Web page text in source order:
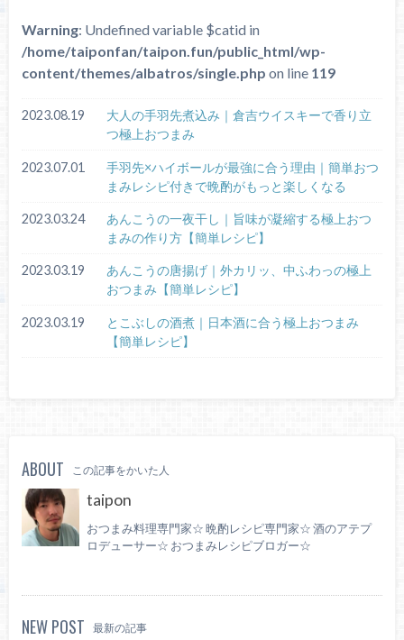
Warning: Undefined variable $catid in
/home/taiponfan/taipon.fun/public_html/wp-
content/themes/albatros/single.php on line 119
2023.08.19
大人の手羽先煮込み｜倉吉ウイスキーで香り立
つ極上おつまみ
2023.07.01
手羽先×ハイボールが最強に合う理由｜簡単おつ
まみレシピ付きで晩酌がもっと楽しくなる
2023.03.24
あんこうの一夜干し｜旨味が凝縮する極上おつ
まみの作り方【簡単レシピ】
2023.03.19
あんこうの唐揚げ｜外カリッ、中ふわっの極上
おつまみ【簡単レシピ】
2023.03.19
とこぶしの酒煮｜日本酒に合う極上おつまみ
【簡単レシピ】
ABOUT この記事をかいた人
taipon
おつまみ料理専門家☆ 晩酌レシピ専門家☆ 酒のアテプ
ロデューサー☆ おつまみレシピブロガー☆
NEW POST 最新の記事